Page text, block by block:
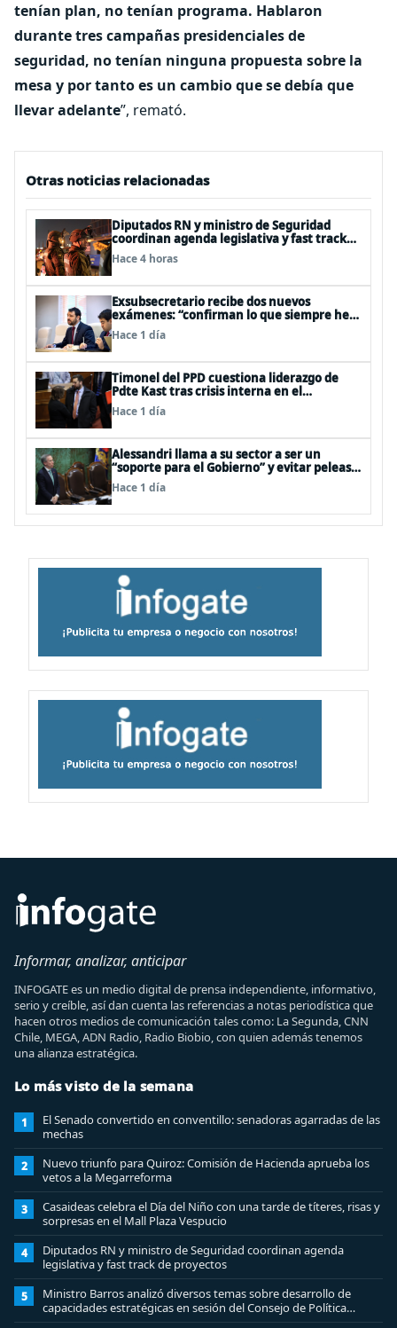
tenían plan, no tenían programa. Hablaron
durante tres campañas presidenciales de
seguridad, no tenían ninguna propuesta sobre la
mesa y por tanto es un cambio que se debía que
llevar adelante”, remató.
Otras noticias relacionadas
Diputados RN y ministro de Seguridad
coordinan agenda legislativa y fast track
de proyectos
Hace 4 horas
Exsubsecretario recibe dos nuevos
exámenes: “confirman lo que siempre he
dicho que no consumo droga”
Hace 1 día
Timonel del PPD cuestiona liderazgo de
Pdte Kast tras crisis interna en el
oficialismo: “Es incapaz de ordenar la casa”
Hace 1 día
Alessandri llama a su sector a ser un
“soporte para el Gobierno” y evitar peleas
internas tras disputa Squella-Pavez
Hace 1 día
Informar, analizar, anticipar
INFOGATE es un medio digital de prensa independiente, informativo,
serio y creíble, así dan cuenta las referencias a notas periodística que
hacen otros medios de comunicación tales como: La Segunda, CNN
Chile, MEGA, ADN Radio, Radio Biobio, con quien además tenemos
una alianza estratégica.
Lo más visto de la semana
1
El Senado convertido en conventillo: senadoras agarradas de las
mechas
2
Nuevo triunfo para Quiroz: Comisión de Hacienda aprueba los
vetos a la Megarreforma
3
Casaideas celebra el Día del Niño con una tarde de títeres, risas y
sorpresas en el Mall Plaza Vespucio
4
Diputados RN y ministro de Seguridad coordinan agenda
legislativa y fast track de proyectos
5
Ministro Barros analizó diversos temas sobre desarrollo de
capacidades estratégicas en sesión del Consejo de Política
Espacial